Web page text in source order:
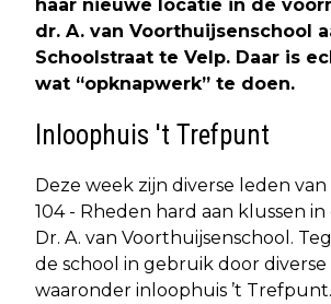
haar nieuwe locatie in de
dr. A. van Voorthuijsenschool
Schoolstraat te Velp. Daar is
wat “opknapwerk” te doen.
Inloophuis 't Trefpunt
Deze week zijn diverse leden van
104 - Rheden hard aan klussen
Dr. A. van Voorthuijsenschool.
de school in gebruik door diverse
waaronder inloophuis ’t